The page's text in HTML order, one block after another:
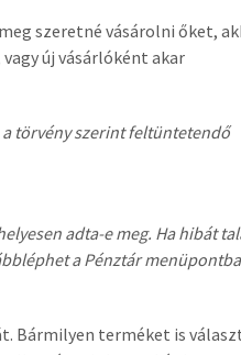
szeretné vásárolni őket,
új vásárlóként akar
a törvény szerint feltüntetendő
adta-e meg. Ha hibát
a Pénztár
Bármilyen terméket is